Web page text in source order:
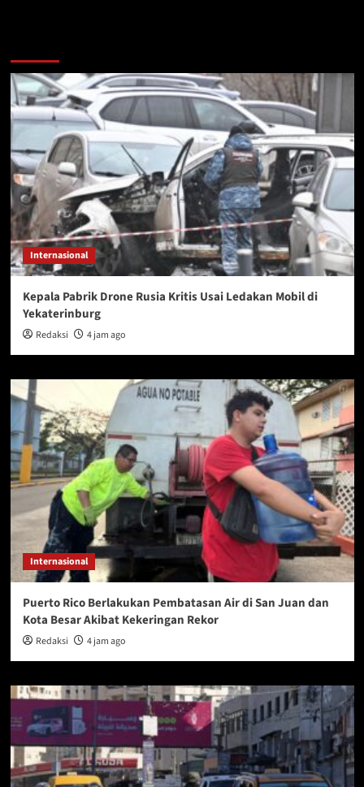
Internasional
Kepala Pabrik Drone Rusia Kritis Usai Ledakan Mobil di
Yekaterinburg
Redaksi 4 jam ago
Internasional
Puerto Rico Berlakukan Pembatasan Air di San Juan dan
Kota Besar Akibat Kekeringan Rekor
Redaksi 4 jam ago